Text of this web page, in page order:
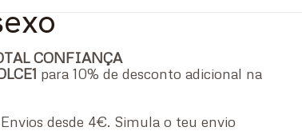
CONFIANÇA
para 10% de desconto adicional na
desde 4€. Simula o teu envio